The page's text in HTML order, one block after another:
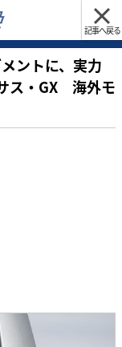
記事へ戻る
ントに、実力
ス・GX 海外モ